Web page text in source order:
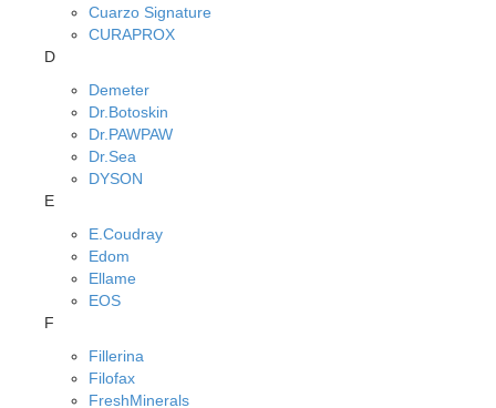
Cuarzo Signature
CURAPROX
D
Demeter
Dr.Botoskin
Dr.PAWPAW
Dr.Sea
DYSON
E
E.Coudray
Edom
Ellame
EOS
F
Fillerina
Filofax
FreshMinerals